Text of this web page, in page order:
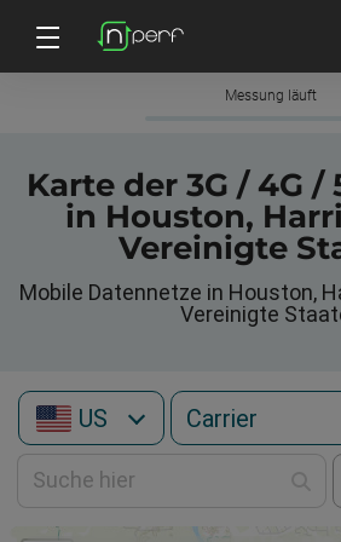
Messung läuft
Karte der 3G / 4G /
in Houston,
Vereinigte
Mobile Datennetze in Houston,
Vereinigte
US